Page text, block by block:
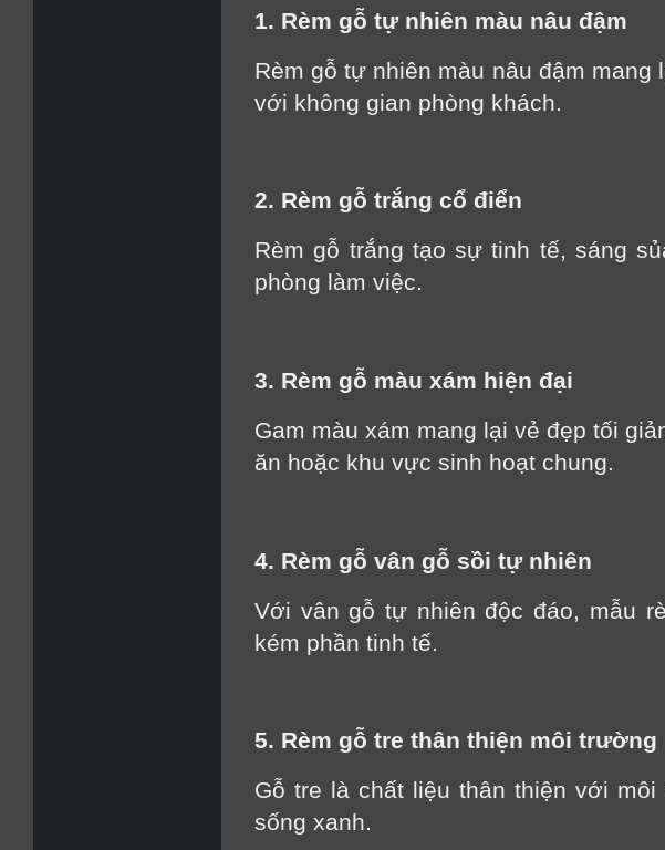
1. Rèm gỗ tự nhiên màu nâu đậm
Rèm gỗ tự nhiên màu nâu đậm
với không gian phòng khách.
2. Rèm gỗ trắng cổ điển
Rèm gỗ trắng tạo sự tinh tế, sáng
phòng làm việc.
3. Rèm gỗ màu xám hiện đại
Gam màu xám mang lại vẻ đẹp tối
ăn hoặc khu vực sinh hoạt chung.
4. Rèm gỗ vân gỗ sồi tự nhiên
Với vân gỗ tự nhiên độc đáo, mẫu
kém phần tinh tế.
5. Rèm gỗ tre thân thiện môi trường
Gỗ tre là chất liệu thân thiện với
sống xanh.